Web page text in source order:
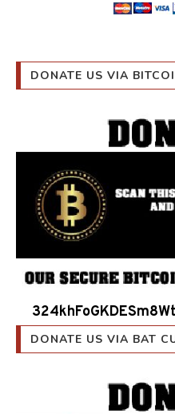
DONATE US VIA
DONATE US VIA BAT